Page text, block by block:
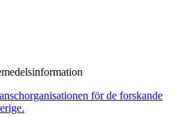
för de forskande